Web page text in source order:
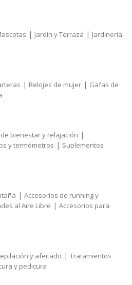
| Jardín y Terraza | Jardinería
| Relojes de mujer | Gafas de
bienestar y relajación |
y termómetros | Suplementos
| Accesorios de running y
al Aire Libre | Accesorios para
y afeitado | Tratamientos
y pedicura